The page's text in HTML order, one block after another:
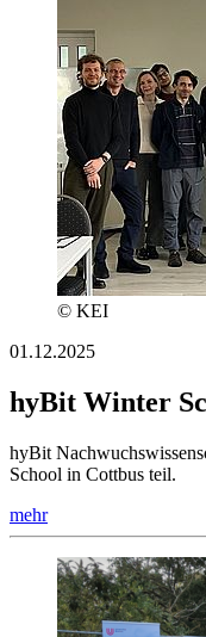
© KEI
01.12.2025
hyBit Winter
hyBit
School in Cottbus teil.
mehr